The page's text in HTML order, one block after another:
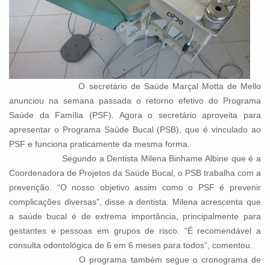
O secretário de Saúde Marçal Motta de Mello
anunciou na semana passada o retorno efetivo do Programa
Saúde da Família (PSF). Agora o secretário aproveita para
apresentar o Programa Saúde Bucal (PSB), que é vinculado ao
PSF e funciona praticamente da mesma forma.
Segundo a Dentista Milena Binhame Albine que é a
Coordenadora de Projetos da Saúde Bucal, o PSB trabalha com a
prevenção. “O nosso objetivo assim como o PSF é prevenir
complicações diversas”, disse a dentista. Milena acrescenta que
a saúde bucal é de extrema importância, principalmente para
gestantes e pessoas em grupos de risco. “É recomendável a
consulta odontológica de 6 em 6 meses para todos”, comentou.
O programa também segue o cronograma de